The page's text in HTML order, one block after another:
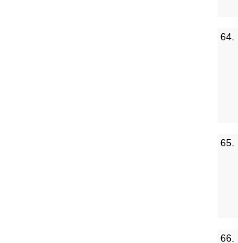
64.
65.
66.